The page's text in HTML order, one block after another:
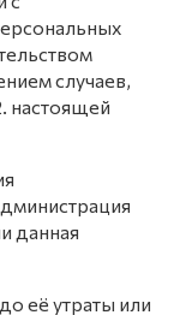
случаев,
настоящей
данная
её утраты или